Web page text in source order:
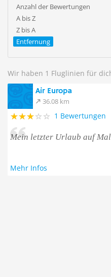
Anzahl der Bewertungen
A bis Z
Z bis A
Entfernung
Wir haben 1 Fluglinien für
Air Europa
36.08 km
1 Bewertungen
Mein letzter Urlaub auf
Mehr Infos